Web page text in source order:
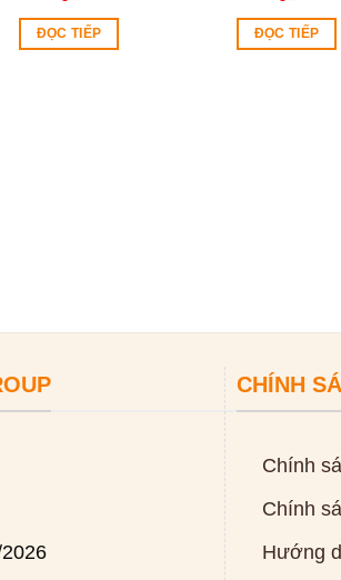
ĐỌC TIẾP ĐỌC TIẾP
CHÍNH
Chính
Chính
Hướng